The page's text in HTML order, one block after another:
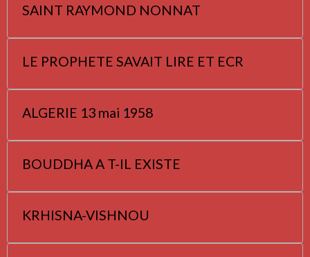
SAINT RAYMOND NONNAT
LE PROPHETE SAVAIT LIRE ET ECR
ALGERIE 13 mai 1958
BOUDDHA A T-IL EXISTE
KRHISNA-VISHNOU